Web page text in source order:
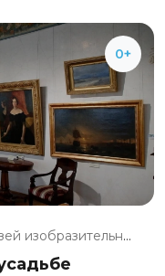
0+
Калужский музей изобразительны...